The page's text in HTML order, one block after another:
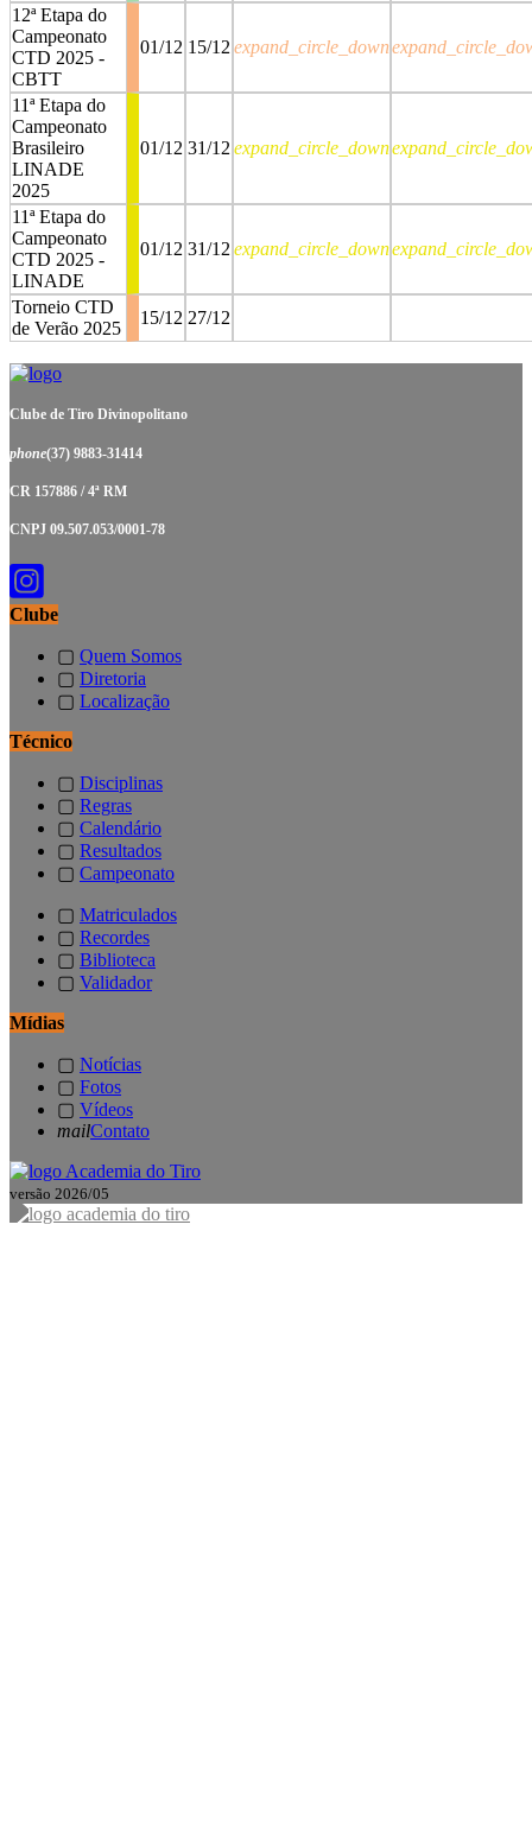
12ª Etapa do
Campeonato
CTD 2025 -
CBTT
01/12 15/12 expand_circle_down
11ª Etapa do
Campeonato
Brasileiro
LINADE
2025
01/12 31/12 expand_circle_down
11ª Etapa do
Campeonato
CTD 2025 -
LINADE
01/12 31/12 expand_circle_down
Torneio CTD
de Verão 2025
15/12 27/12
Clube de Tiro Divinopolitano
phone(37) 9883-31414
CR 157886 / 4ª RM
CNPJ 09.507.053/0001-78
Clube
▢ Quem Somos
▢ Diretoria
▢ Localização
Técnico
▢ Disciplinas
▢ Regras
▢ Calendário
▢ Resultados
▢ Campeonato
▢ Matriculados
▢ Recordes
▢ Biblioteca
▢ Validador
Mídias
▢ Notícias
▢ Fotos
▢ Vídeos
mailContato
versão 2026/05